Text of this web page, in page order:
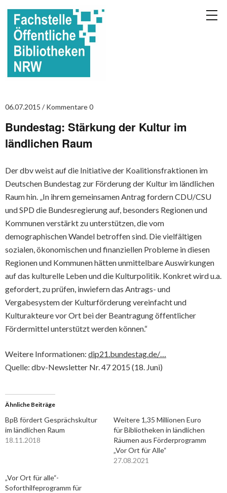
06.07.2015 Kommentare 0
Bundestag: Stärkung der Kultur im
ländlichen Raum
Der dbv weist auf die Initiative der Koalitionsfraktionen im
Deutschen Bundestag zur Förderung der Kultur im ländlichen
Raum hin. „In ihrem gemeinsamen Antrag fordern CDU/CSU
und SPD die Bundesregierung auf, besonders Regionen und
Kommunen verstärkt zu unterstützen, die vom
demographischen Wandel betroffen sind. Die vielfältigen
sozialen, ökonomischen und finanziellen Probleme in diesen
Regionen und Kommunen hätten unmittelbare Auswirkungen
auf das kulturelle Leben und die Kulturpolitik. Konkret wird u.a.
gefordert, zu prüfen, inwiefern das Antrags- und
Vergabesystem der Kulturförderung vereinfacht und
Kulturakteure vor Ort bei der Beantragung öffentlicher
Fördermittel unterstützt werden können.“
Weitere Informationen: dip21.bundestag.de/…
Quelle: dbv-Newsletter Nr. 47 2015 (18. Juni)
Ähnliche Beiträge
BpB fördert Gesprächskultur
im ländlichen Raum
18.11.2018
Weitere 1,35 Millionen Euro
für Bibliotheken in ländlichen
Räumen aus Förderprogramm
„Vor Ort für Alle“
27.08.2021
„Vor Ort für alle“-
Soforthilfeprogramm für